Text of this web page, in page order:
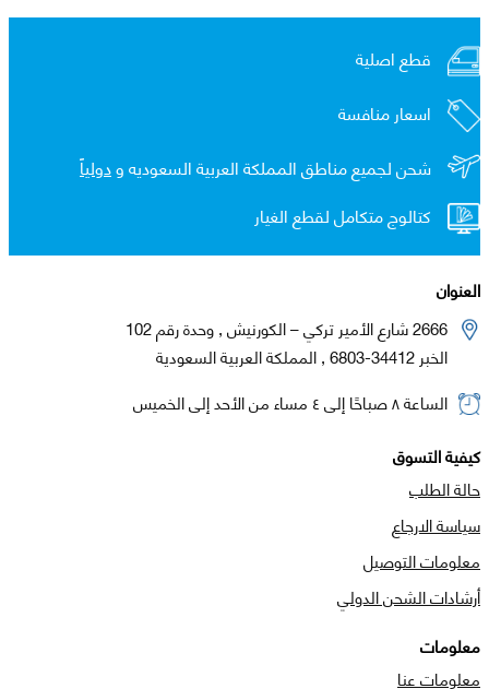
قطع اصلية
اسعار منافسة
شحن لجميع مناطق المملكة العربية السعوديه ودولياً
كتالوج متكامل لقطع الغيار
العنوان
2666 شارع الأمير تركي – الكورنيش , وحدة رقم 102
الخبر 34412-6803 , المملكة العربية السعودية
الساعة ٨ صباحًا إلى ٤ مساء من الأحد إلى الخميس
كيفية التسوق
حالة الطلب
سياسة الارجاع
معلومات التوصيل
أرشادات الشحن الدولي
معلومات
معلومات عنا